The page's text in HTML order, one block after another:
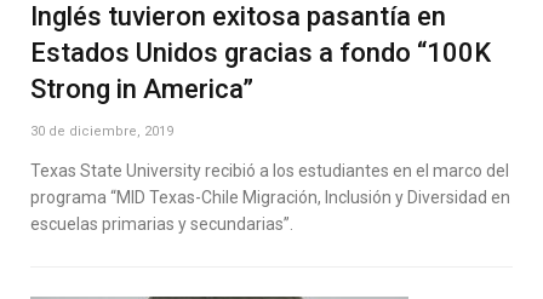
Inglés tuvieron exitosa pasantía en
Estados Unidos gracias a fondo “100K
Strong in America”
30 de diciembre, 2019
Texas State University recibió a los estudiantes en el marco del
programa “MID Texas-Chile Migración, Inclusión y Diversidad en
escuelas primarias y secundarias”.